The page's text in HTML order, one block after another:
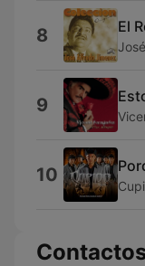
8 El
9
10